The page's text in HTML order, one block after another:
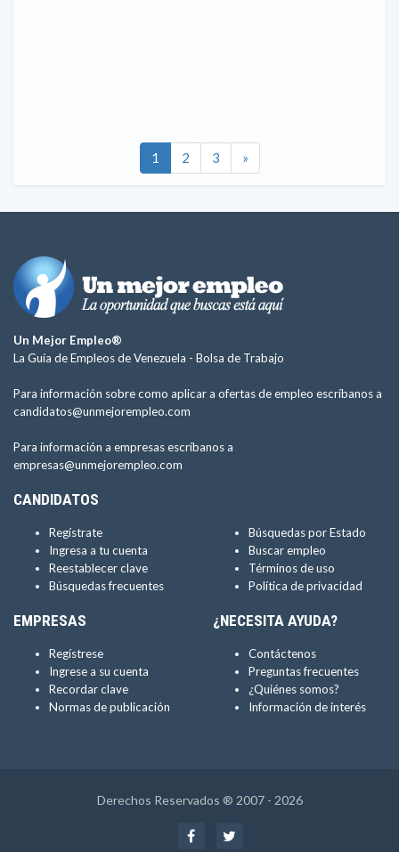
1 2 3 »
Un Mejor Empleo®
La Guía de Empleos de Venezuela - Bolsa de Trabajo
Para información sobre como aplicar a ofertas de empleo escríbanos a
candidatos@unmejorempleo.com
Para información a empresas escríbanos a
empresas@unmejorempleo.com
CANDIDATOS
Regístrate
Ingresa a tu cuenta
Reestablecer clave
Búsquedas frecuentes
Búsquedas por Estado
Buscar empleo
Términos de uso
Política de privacidad
EMPRESAS
Regístrese
Ingrese a su cuenta
Recordar clave
Normas de publicación
¿NECESITA AYUDA?
Contáctenos
Preguntas frecuentes
¿Quiénes somos?
Información de interés
Derechos Reservados ® 2007 - 2026
Facebook